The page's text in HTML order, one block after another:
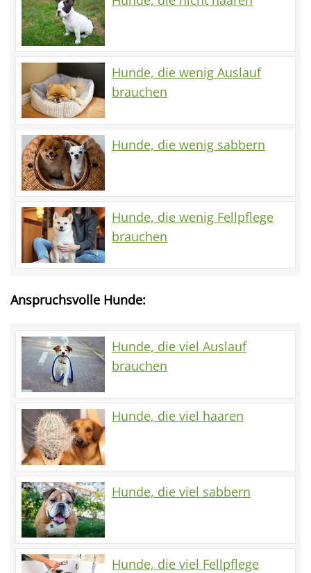
Hunde, die wenig Auslauf
brauchen
Hunde, die wenig sabbern
Hunde, die wenig Fellpflege
brauchen
Anspruchsvolle Hunde:
Hunde, die viel Auslauf
brauchen
Hunde, die viel haaren
Hunde, die viel sabbern
Hunde, die viel Fellpflege